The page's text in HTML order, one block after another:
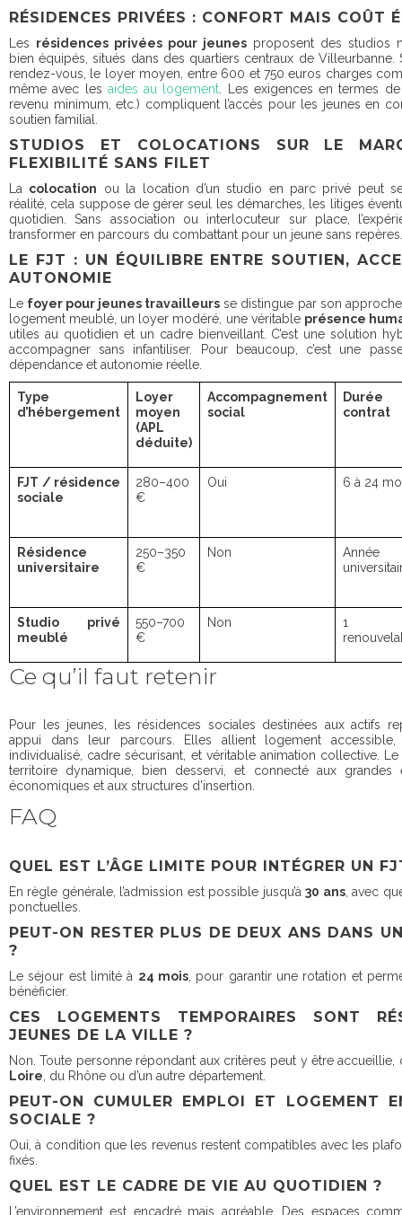
RÉSIDENCES PRIVÉES : CONFORT MAIS COÛT
Les résidences privées pour jeunes proposent des studios
bien équipés, situés dans des quartiers centraux de
rendez-vous, le loyer moyen, entre 600 et 750 euros charges
même avec les aides au logement . Les exigences en termes
revenu minimum, etc.) compliquent l’accès pour les jeunes en
soutien familial.
STUDIOS ET COLOCATIONS SUR LE
FLEXIBILITÉ SANS FILET
La colocation ou la location d’un studio en parc privé peut
réalité, cela suppose de gérer seul les démarches, les litiges
quotidien. Sans association ou interlocuteur sur place,
transformer en parcours du combattant pour un jeune sans repères.
LE FJT : UN ÉQUILIBRE ENTRE SOUTIEN,
AUTONOMIE
Le foyer pour jeunes travailleurs se distingue par son
logement meublé, un loyer modéré, une véritable présence
utiles au quotidien et un cadre bienveillant. C’est une solution
accompagner sans infantiliser. Pour beaucoup, c’est une
dépendance et autonomie réelle.
Type
d’hébergement
Loyer
moyen
(APL
déduite)
Accompagnement
social
Durée
contrat
FJT / résidence
sociale
280–400
€
Oui 6 à 24
Résidence
universitaire
250–350
€
Non
Année
Studio privé
meublé
550–700
€
Non
1
Ce qu’il faut retenir
Pour les jeunes, les résidences sociales destinées aux actifs
appui dans leur parcours. Elles allient logement accessible,
individualisé, cadre sécurisant, et véritable animation collective.
territoire dynamique, bien desservi, et connecté aux grandes
économiques et aux structures d’insertion.
FAQ
QUEL EST L’ÂGE LIMITE POUR INTÉGRER UN
En règle générale, l’admission est possible jusqu’à30 ans, avec
ponctuelles.
PEUT-ON RESTER PLUS DE DEUX ANS DANS
?
Le séjour est limité à 24 mois , pour garantir une rotation et
bénéficier.
CES LOGEMENTS TEMPORAIRES SONT
JEUNES DE LA VILLE ?
Non. Toute personne répondant aux critères peut y être accueillie,
Loire , du Rhône ou d’un autre département.
PEUT-ON CUMULER EMPLOI ET LOGEMENT
SOCIALE ?
Oui, à condition que les revenus restent compatibles avec les
fixés.
QUEL EST LE CADRE DE VIE AU QUOTIDIEN ?
L’environnement est encadré mais agréable. Des espaces